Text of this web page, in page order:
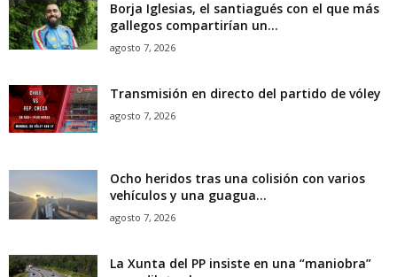
Borja Iglesias, el santiagués con el que más
gallegos compartirían un...
agosto 7, 2026
Transmisión en directo del partido de vóley
agosto 7, 2026
Ocho heridos tras una colisión con varios
vehículos y una guagua...
agosto 7, 2026
La Xunta del PP insiste en una “maniobra”